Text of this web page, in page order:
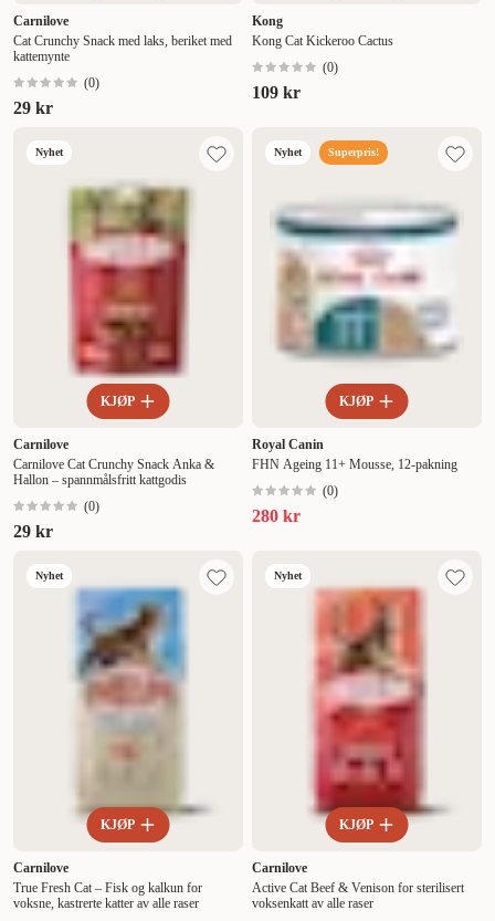
Carnilove
Cat Crunchy Snack med laks, beriket med
kattemynte
(0)
29 kr
Kong
Kong Cat Kickeroo Cactus
(0)
109 kr
Nyhet
KJØP
Carnilove
Carnilove Cat Crunchy Snack Anka &
Hallon – spannmålsfritt kattgodis
(0)
29 kr
Nyhet Superpris!
KJØP
Royal Canin
FHN Ageing 11+ Mousse, 12-pakning
(0)
280 kr
Nyhet
KJØP
Carnilove
True Fresh Cat – Fisk og kalkun for
voksne, kastrerte katter av alle raser
Nyhet
KJØP
Carnilove
Active Cat Beef & Venison for sterilisert
voksenkatt av alle raser